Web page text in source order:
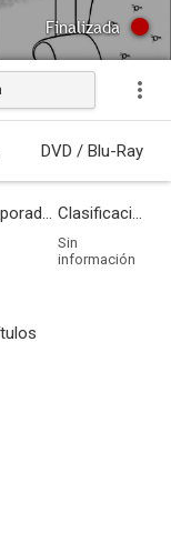
Finalizada
DVD / Blu-Ray
Temporadas Clasificación por edades
Sin
información